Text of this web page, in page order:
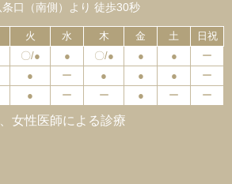
条口（南側）より 徒歩30秒
火 水 木 金 土
日祝
〇/● ● 〇/● ● ●
ー
● ー ● ● ●
ー
● ー ー ● ー ー
女性医師による診療